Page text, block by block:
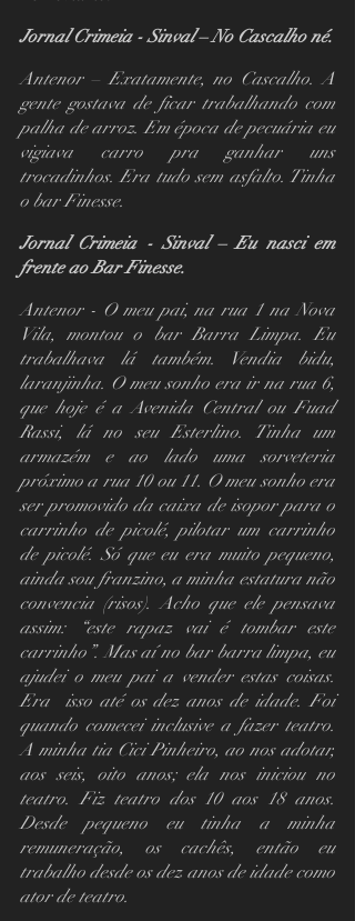
Jornal Crimeia - Sinval – No Cascalho né.
Antenor – Exatamente, no Cascalho. A
gente gostava de ficar trabalhando com
palha de arroz. Em época de pecuária eu
vigiava carro pra ganhar uns
trocadinhos. Era tudo sem asfalto. Tinha
o bar Finesse.
Jornal Crimeia - Sinval – Eu nasci em
frente ao Bar Finesse.
Antenor - O meu pai, na rua 1 na Nova
Vila, montou o bar Barra Limpa. Eu
trabalhava lá também. Vendia bidu,
laranjinha. O meu sonho era ir na rua 6,
que hoje é a Avenida Central ou Fuad
Rassi, lá no seu Esterlino. Tinha um
armazém e ao lado uma sorveteria
próximo a rua 10 ou 11. O meu sonho era
ser promovido da caixa de isopor para o
carrinho de picolé, pilotar um carrinho
de picolé. Só que eu era muito pequeno,
ainda sou franzino, a minha estatura não
convencia (risos). Acho que ele pensava
assim: “este rapaz vai é tombar este
carrinho”. Mas aí no bar barra limpa, eu
ajudei o meu pai a vender estas coisas.
Era  isso até os dez anos de idade. Foi
quando comecei inclusive a fazer teatro.
A minha tia Cici Pinheiro, ao nos adotar,
aos seis, oito anos; ela nos iniciou no
teatro. Fiz teatro dos 10 aos 18 anos.
Desde pequeno eu tinha a minha
remuneração, os cachês, então eu
trabalho desde os dez anos de idade como
ator de teatro.